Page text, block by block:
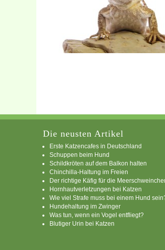
Die neusten Artikel
Erste Katzencafes in Deutschland
Schuppen beim Hund
Schildkröten auf dem Balkon halten
Chinchilla-Haltung im Freien
Der richtige Käfig für die
Hornhautverletzungen bei Katzen
Wie viel Strafe muss bei einem Hund
Hundehaltung im Zwinger
Was tun, wenn ein Vogel entfliegt?
Blutiger Urin bei Katzen